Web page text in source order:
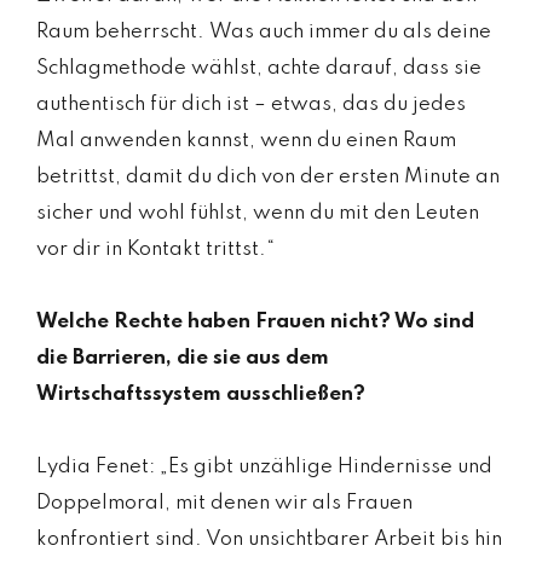
Raum beherrscht. Was auch immer du als deine
Schlagmethode wählst, achte darauf, dass sie
authentisch für dich ist – etwas, das du jedes
Mal anwenden kannst, wenn du einen Raum
betrittst, damit du dich von der ersten Minute an
sicher und wohl fühlst, wenn du mit den Leuten
vor dir in Kontakt trittst.“
Welche Rechte haben Frauen nicht? Wo sind
die Barrieren, die sie aus dem
Wirtschaftssystem ausschließen?
Lydia Fenet: „Es gibt unzählige Hindernisse und
Doppelmoral, mit denen wir als Frauen
konfrontiert sind. Von unsichtbarer Arbeit bis hin